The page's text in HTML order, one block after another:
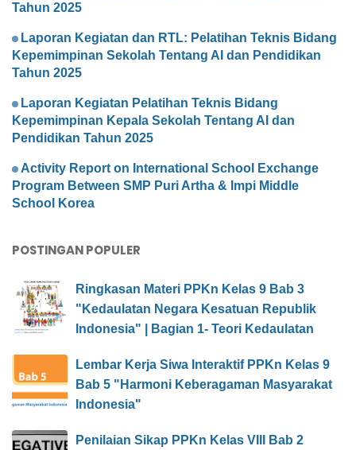
Tahun 2025
Laporan Kegiatan dan RTL: Pelatihan Teknis Bidang
Kepemimpinan Sekolah Tentang AI dan Pendidikan
Tahun 2025
Laporan Kegiatan Pelatihan Teknis Bidang
Kepemimpinan Kepala Sekolah Tentang AI dan
Pendidikan Tahun 2025
Activity Report on International School Exchange
Program Between SMP Puri Artha & Impi Middle
School Korea
POSTINGAN POPULER
Ringkasan Materi PPKn Kelas 9 Bab 3
"Kedaulatan Negara Kesatuan Republik
Indonesia" | Bagian 1- Teori Kedaulatan
Lembar Kerja Siwa Interaktif PPKn Kelas 9
Bab 5 "Harmoni Keberagaman Masyarakat
Indonesia"
Penilaian Sikap PPKn Kelas VIII Bab 2